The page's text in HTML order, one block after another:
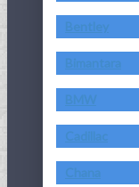
Bentley
Bimantara
BMW
Cadillac
Chana